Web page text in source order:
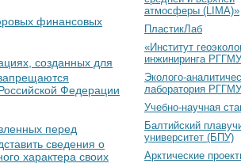
финансовых
созданных для
Федерации
перед
сведения о
характера своих
атмосферы (LIMA)»
ПластикЛаб
«Институт
инжиниринга
Эколого-
лаборатория РГГМУ
Учебно-научная
Балтийский
университет (БПУ)
Арктические